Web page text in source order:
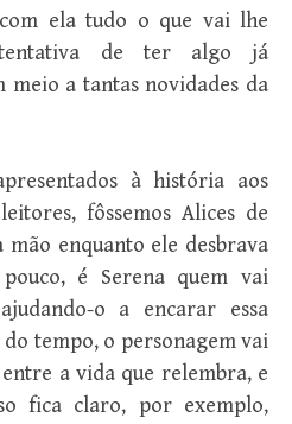
ela tudo o que vai lhe
tentativa de ter algo já
meio a tantas novidades da
à história aos
fôssemos Alices de
mão enquanto ele desbrava
é Serena quem vai
o a encarar essa
tempo, o personagem vai
a vida que relembra, e
fica claro, por exemplo,